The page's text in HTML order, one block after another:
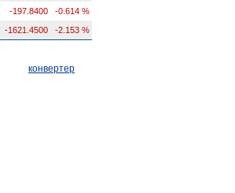
-197.8400 -0.614 %
-1621.4500 -2.153 %
конвертер